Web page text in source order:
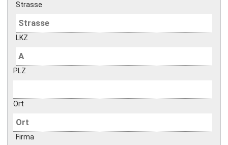
Strasse
LKZ
PLZ
Ort
Firma